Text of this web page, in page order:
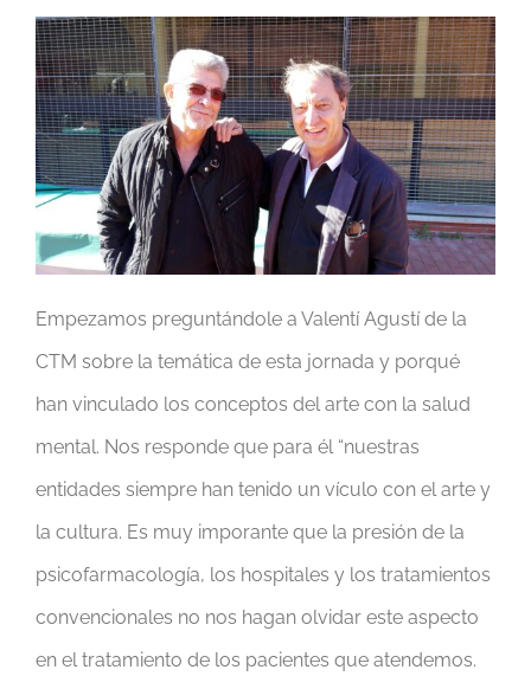
Empezamos preguntándole a Valentí Agustí de la
CTM sobre la temática de esta jornada y porqué
han vinculado los conceptos del arte con la salud
mental. Nos responde que para él “nuestras
entidades siempre han tenido un vículo con el arte y
la cultura. Es muy imporante que la presión de la
psicofarmacología, los hospitales y los tratamientos
convencionales no nos hagan olvidar este aspecto
en el tratamiento de los pacientes que atendemos.